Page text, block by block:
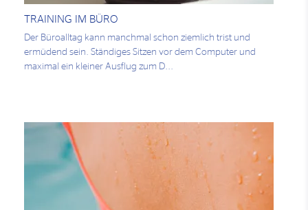
TRAINING IM BÜRO
Der Büroalltag kann manchmal schon ziemlich trist und
ermüdend sein. Ständiges Sitzen vor dem Computer und
maximal ein kleiner Ausflug zum D...